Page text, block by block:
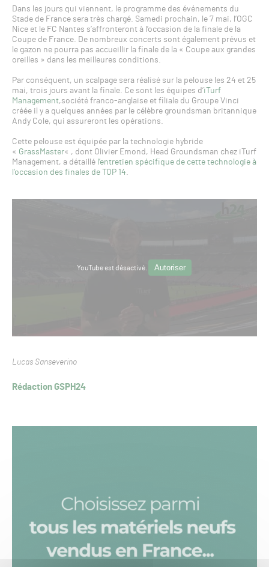
Dans les jours qui viennent, le programme des événements du
Stade de France sera très chargé. Samedi prochain, le 7 mai, l’OGC
Nice et le FC Nantes s’affronteront à l’occasion de la finale de la
Coupe de France. De nombreux concerts sont également prévus et
le gazon ne pourra pas accueillir la finale de la « Coupe aux grandes
oreilles » dans les meilleures conditions.
Par conséquent, un scalpage sera réalisé sur la pelouse les 24 et 25
mai, trois jours avant la finale. Ce sont les équipes d’iTurf
Management,société franco-anglaise et filiale du Groupe Vinci
créée il y a quelques années par le célèbre groundsman britannique
Andy Cole, qui assureront les opérations.
Cette pelouse est équipée par la technologie hybride
« GrassMaster« , dont Olivier Emond, Head Groundsman chez iTurf
Management, a détaillél’entretien spécifique de cette technologie à
l’occasion des finales de TOP 14.
YouTube est désactivé. Autoriser
Lucas Sanseverino
Rédaction GSPH24